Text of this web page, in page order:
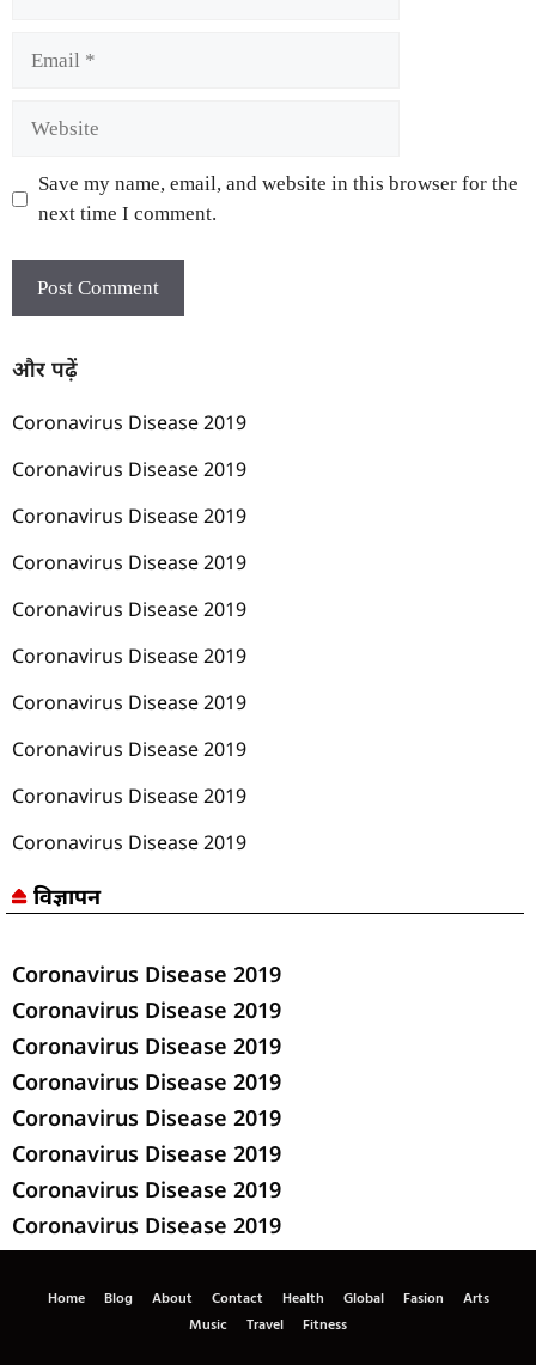
Save my name, email, and website in this browser for the
next time I comment.
और पढ़ें
Coronavirus Disease 2019
Coronavirus Disease 2019
Coronavirus Disease 2019
Coronavirus Disease 2019
Coronavirus Disease 2019
Coronavirus Disease 2019
Coronavirus Disease 2019
Coronavirus Disease 2019
Coronavirus Disease 2019
Coronavirus Disease 2019
विज्ञापन
Coronavirus Disease 2019
Coronavirus Disease 2019
Coronavirus Disease 2019
Coronavirus Disease 2019
Coronavirus Disease 2019
Coronavirus Disease 2019
Coronavirus Disease 2019
Coronavirus Disease 2019
Home Blog About Contact Health Global Fasion
Arts
Music
Travel Fitness